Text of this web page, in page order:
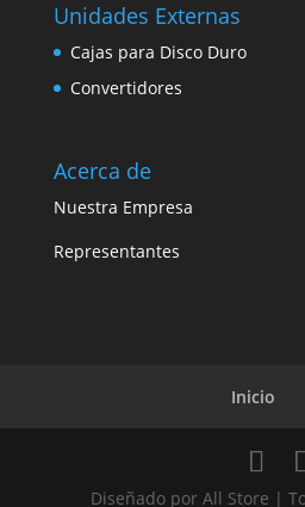
Unidades Externas
Cajas para Disco Duro
Convertidores
Acerca de
Nuestra Empresa
Representantes
Inicio
Diseñado por All Store |